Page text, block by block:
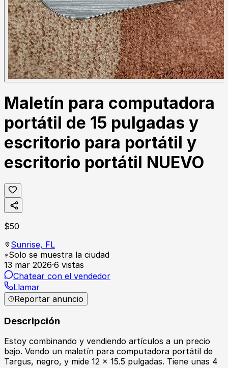
Maletín para computadora
portátil de 15 pulgadas y
escritorio para portátil y
escritorio portátil NUEVO
$50
Sunrise, FL
Solo se muestra la ciudad
13 mar 2026·6 vistas
Chatear con el vendedor
Llamar
Reportar anuncio
Descripción
Estoy combinando y vendiendo artículos a un precio
bajo. Vendo un maletín para computadora portátil de
Targus, negro, y mide 12 x 15.5 pulgadas. Tiene unas 4